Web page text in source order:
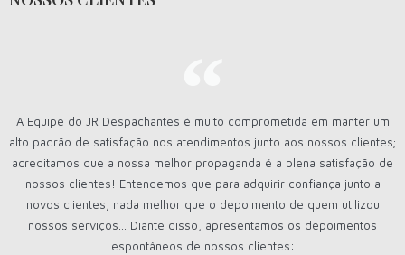
A Equipe do JR Despachantes é muito comprometida em manter um
alto padrão de satisfação nos atendimentos junto aos nossos clientes;
acreditamos que a nossa melhor propaganda é a plena satisfação de
nossos clientes! Entendemos que para adquirir confiança junto a
novos clientes, nada melhor que o depoimento de quem utilizou
nossos serviços... Diante disso, apresentamos os depoimentos
espontâneos de nossos clientes: